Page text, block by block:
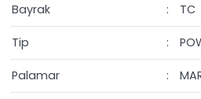
Bayrak TC
Tip
Palamar